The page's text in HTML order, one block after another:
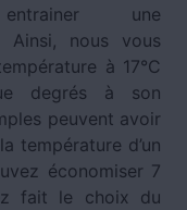
une
Ainsi, nous vous
à 17°C
degrés à son
peuvent avoir
température d’un
économiser 7
fait le choix du